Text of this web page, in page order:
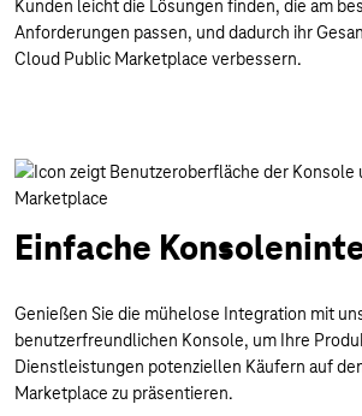
Kunden leicht die Lösungen finden, die am
Anforderungen passen, und dadurch ihr
Cloud Public Marketplace verbessern.
Einfache
Genießen Sie die mühelose Integration mit
benutzerfreundlichen Konsole, um Ihre
Dienstleistungen potenziellen Käufern auf
Marketplace zu präsentieren.